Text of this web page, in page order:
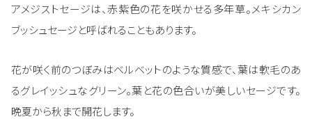
アメジストセージは、赤紫色の花を咲かせる多年草。メキシカン
ブッシュセージと呼ばれることもあります。
花が咲く前のつぼみはベルベットのような質感で、葉は軟毛のあ
るグレイッシュなグリーン。葉と花の色合いが美しいセージです。
晩夏から秋まで開花します。